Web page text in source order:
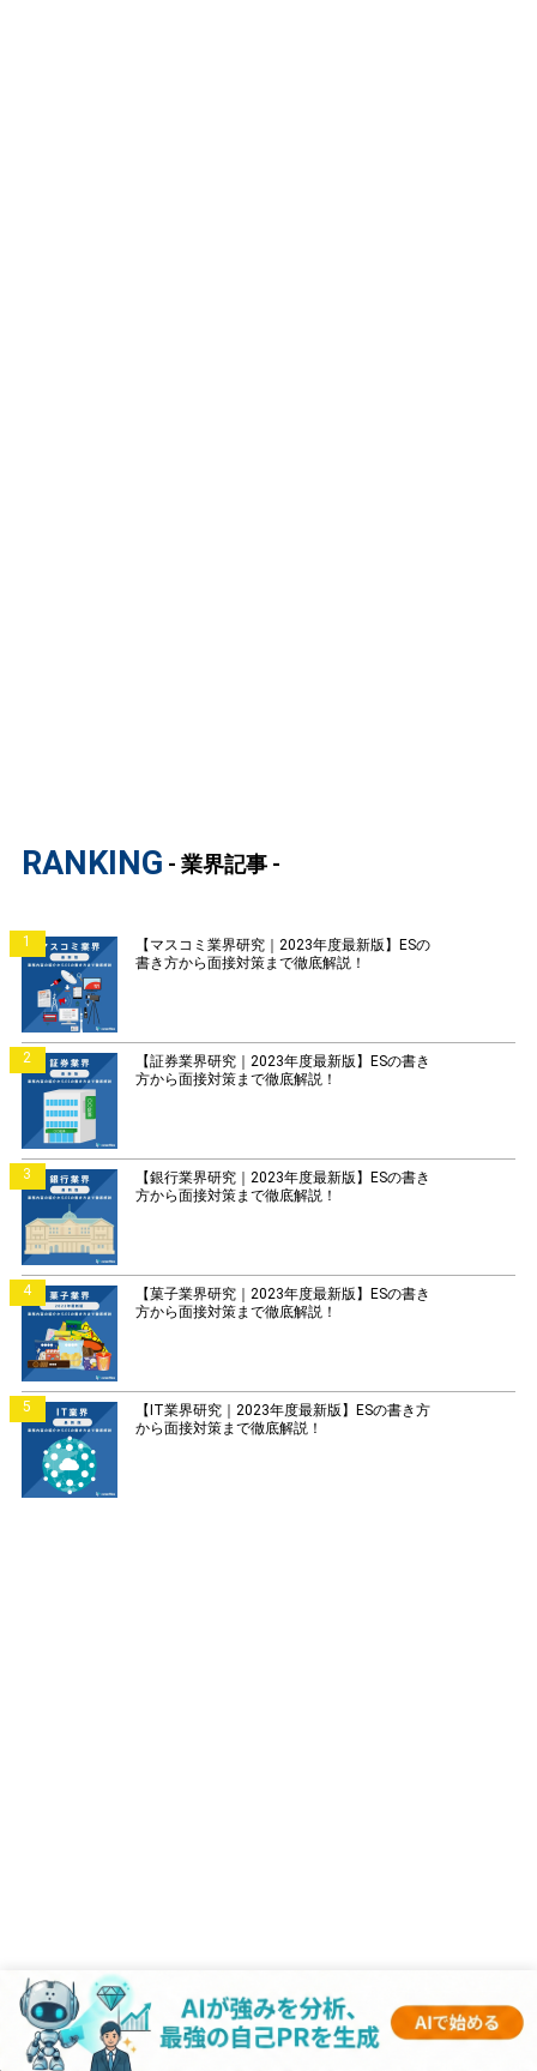
RANKING - 業界記事 -
1
【マスコミ業界研究｜2023年度最新版】ESの
書き方から面接対策まで徹底解説！
2
【証券業界研究｜2023年度最新版】ESの書き
方から面接対策まで徹底解説！
3
【銀行業界研究｜2023年度最新版】ESの書き
方から面接対策まで徹底解説！
4
【菓子業界研究｜2023年度最新版】ESの書き
方から面接対策まで徹底解説！
5
【IT業界研究｜2023年度最新版】ESの書き方
から面接対策まで徹底解説！